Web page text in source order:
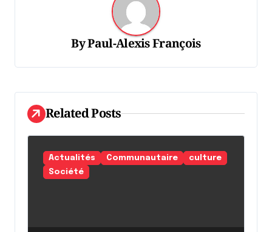
n
e
l
a
r
ByPaul-Alexis François
Related Posts
Actualités Communautaire
culture
Société